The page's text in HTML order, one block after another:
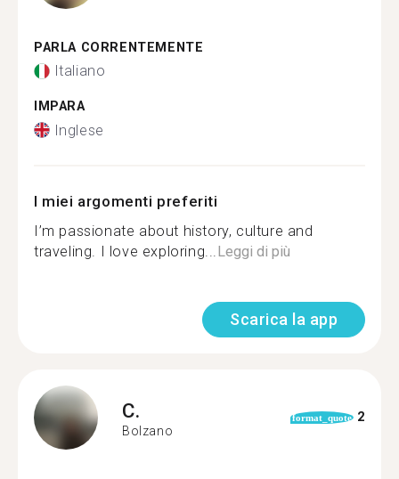
PARLA CORRENTEMENTE
Italiano
IMPARA
Inglese
I miei argomenti preferiti
I’m passionate about history, culture and
traveling. I love exploring... Leggi di più
Scarica la app
C.
Bolzano
format_quote 2